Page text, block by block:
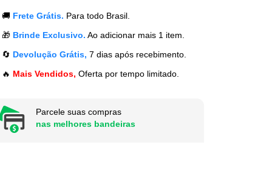
🚚 Frete Grátis. Para todo Brasil.
🎁 Brinde Exclusivo. Ao adicionar mais 1 item.
🔄 Devolução Grátis, 7 dias após recebimento.
🔥 Mais Vendidos, Oferta por tempo limitado.
Parcele suas compras
nas melhores bandeiras